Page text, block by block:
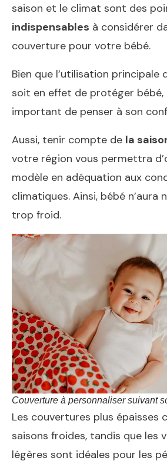
saison et le climat sont des
indispensables à considérer
couverture pour votre bébé.
Bien que l’utilisation principale
soit en effet de protéger
important de penser à son
Aussi, tenir compte de la
votre région vous permettra
modèle en adéquation aux
climatiques. Ainsi, bébé n’aura
trop froid.
Couverture à personnaliser suivant
Les couvertures plus épaisses
saisons froides, tandis que les
légères sont idéales pour les